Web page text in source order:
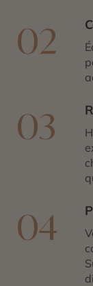
02
03
04